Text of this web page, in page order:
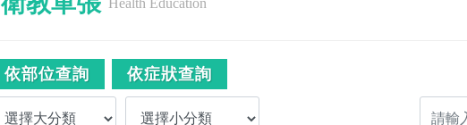
Health Education
依部位查詢 依症狀查詢